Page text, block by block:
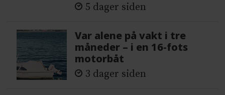
5 dager siden
Var alene på vakt i tre
måneder – i en 16-fots
motorbåt
3 dager siden